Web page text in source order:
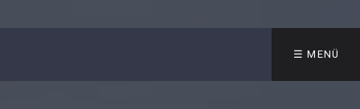
☰ MENÜ